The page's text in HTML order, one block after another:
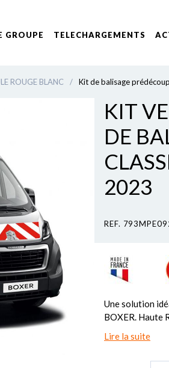
GROUPE TELECHARGEMENTS
ROUGE BLANC / Kit de balisage
KIT
DE
2023
REF.
Une solution
BOXER. Haute
Lire la suite